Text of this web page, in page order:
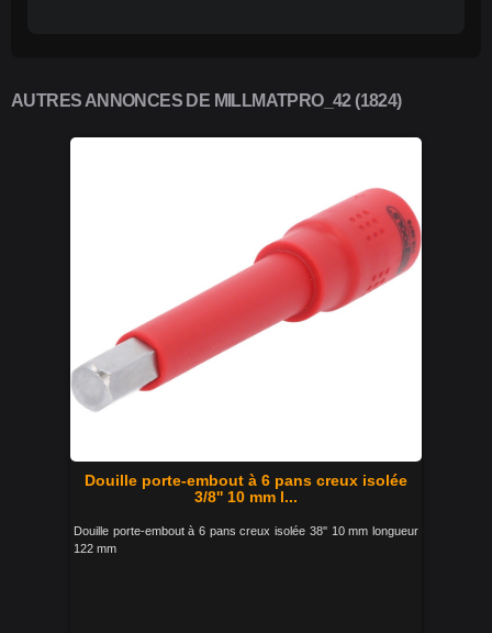
AUTRES ANNONCES DE MILLMATPRO_42 (1824)
Douille porte-embout à 6 pans creux isolée
3/8'' 10 mm l...
Douille porte-embout à 6 pans creux isolée 38'' 10 mm longueur
122 mm